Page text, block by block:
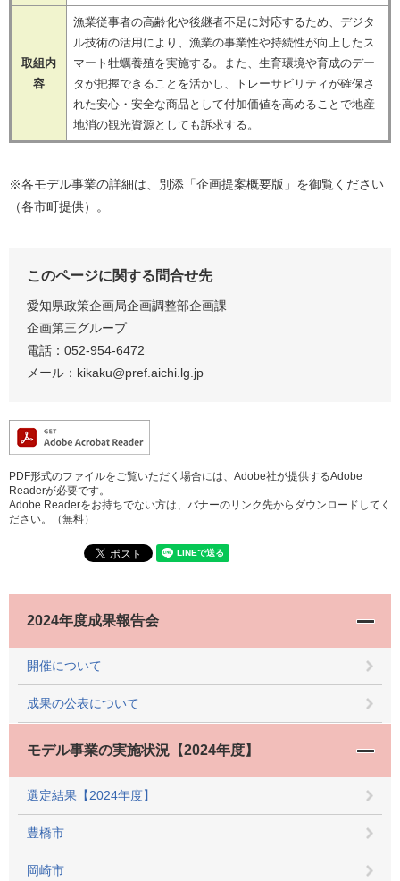
取組内
容
漁業従事者の高齢化や後継者不足に対応するため、デジタ
ル技術の活用により、漁業の事業性や持続性が向上したス
マート牡蠣養殖を実施する。また、生育環境や育成のデー
タが把握できることを活かし、トレーサビリティが確保さ
れた安心・安全な商品として付加価値を高めることで地産
地消の観光資源としても訴求する。
※各モデル事業の詳細は、別添「企画提案概要版」を御覧ください
（各市町提供）。
このページに関する問合せ先
愛知県政策企画局企画調整部企画課
企画第三グループ
電話：052-954-6472
メール：kikaku@pref.aichi.lg.jp
PDF形式のファイルをご覧いただく場合には、Adobe社が提供するAdobe
Readerが必要です。
Adobe Readerをお持ちでない方は、バナーのリンク先からダウンロードしてく
ださい。（無料）
2024年度成果報告会
開催について
成果の公表について
モデル事業の実施状況【2024年度】
選定結果【2024年度】
豊橋市
岡崎市